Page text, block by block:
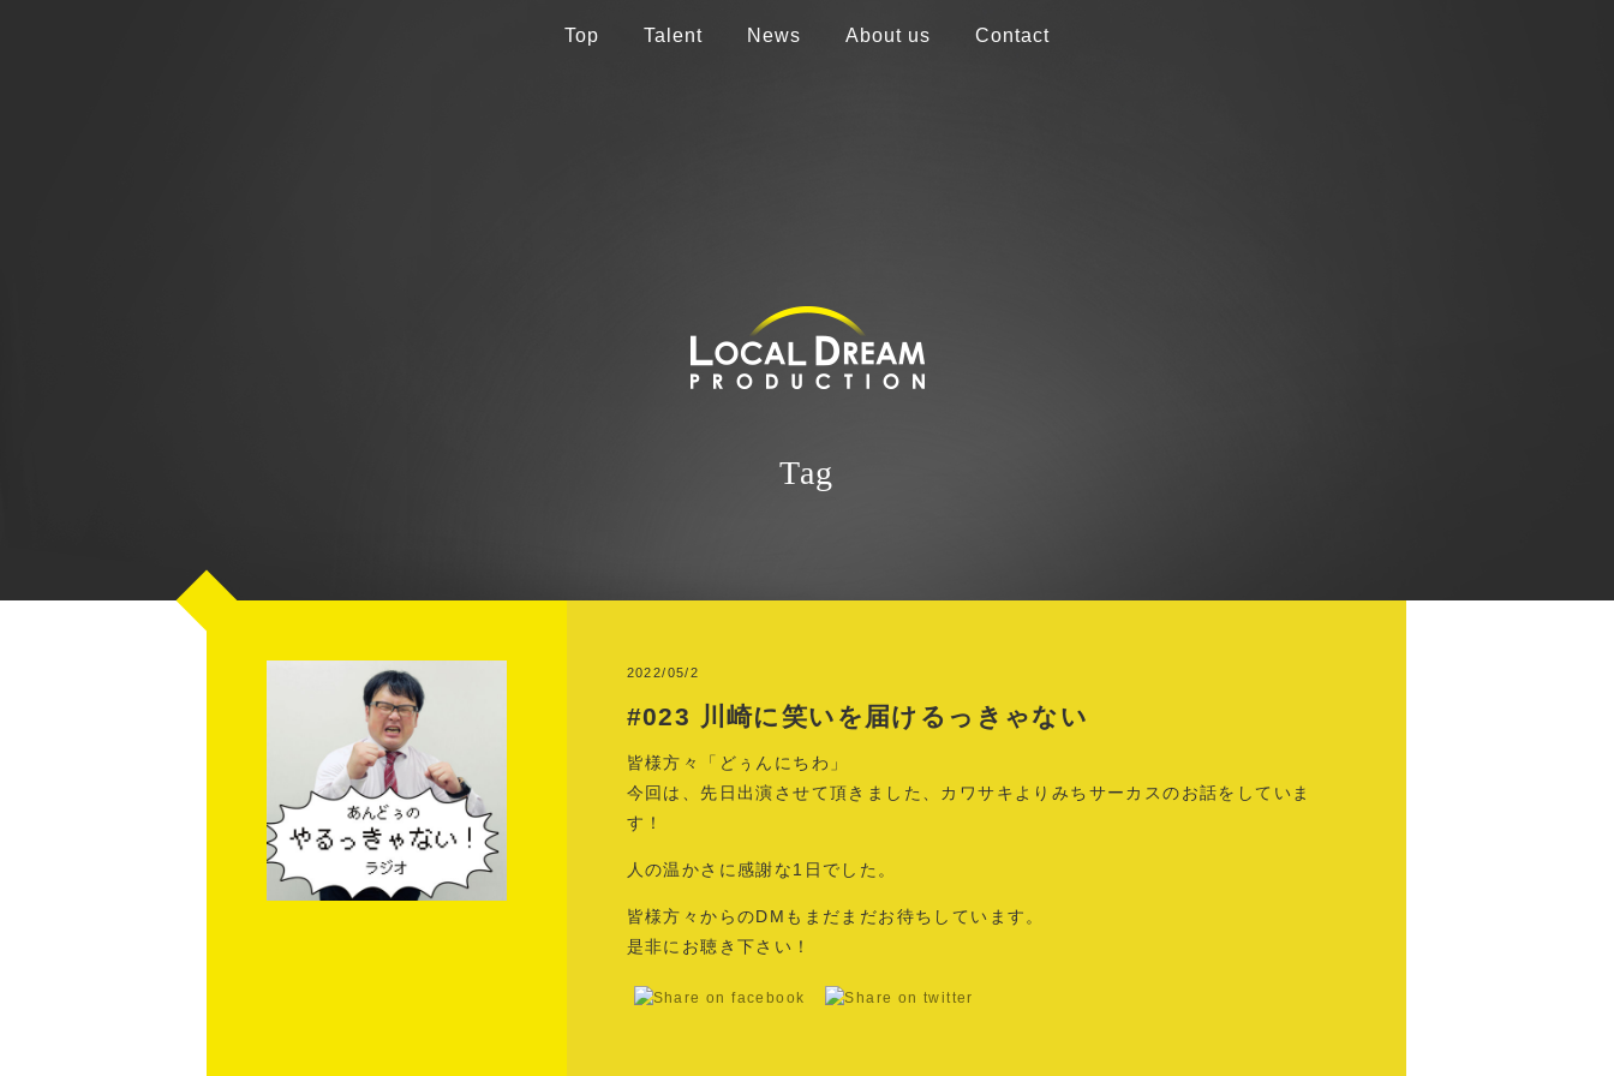
Top Talent News About us Contact
Tag
2022/05/2
#023 川崎に笑いを届けるっきゃない
皆様方々「どぅんにちわ」
今回は、先日出演させて頂きました、カワサキよりみちサーカスのお話をしていま
す！
人の温かさに感謝な1日でした。
皆様方々からのDMもまだまだお待ちしています。
是非にお聴き下さい！